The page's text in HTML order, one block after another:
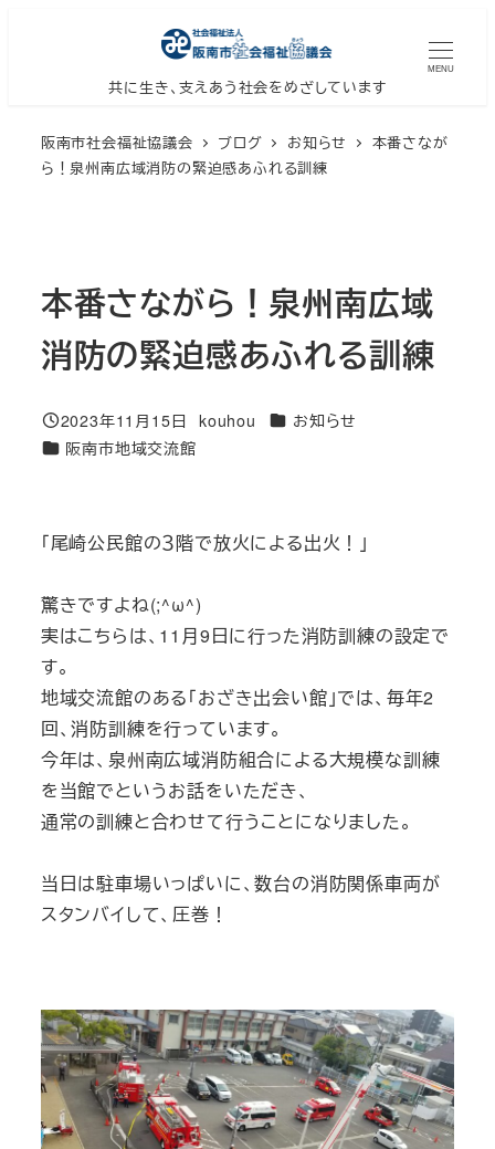
共に生き、支えあう社会をめざしています
MENU
阪南市社会福祉協議会 ブログ お知らせ
本番さなが
ら！泉州南広域消防の緊迫感あふれる訓練
本番さながら！泉州南広域
消防の緊迫感あふれる訓練
投稿日
2023年11月15日
著
kouhou カテゴリー
お知らせ
カテゴリー
阪南市地域交流館
「尾崎公民館の３階で放火による出火！」
驚きですよね(;^ω^)
実はこちらは、11月9日に行った消防訓練の設定で
す。
地域交流館のある「おざき出会い館」では、毎年2
回、消防訓練を行っています。
今年は、泉州南広域消防組合による大規模な訓練
を当館でというお話をいただき、
通常の訓練と合わせて行うことになりました。
当日は駐車場いっぱいに、数台の消防関係車両が
スタンバイして、圧巻！